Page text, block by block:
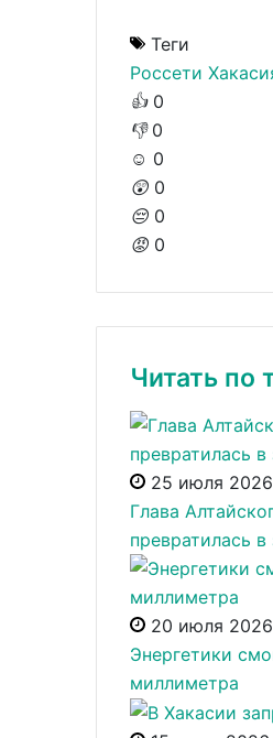
Теги
Россети
👍 0
👎 0
☺️ 0
😲 0
😔 0
😡 0
Читать по
25 июля
Глава
превратилась
20 июля 2026
Энергетики
миллиметра